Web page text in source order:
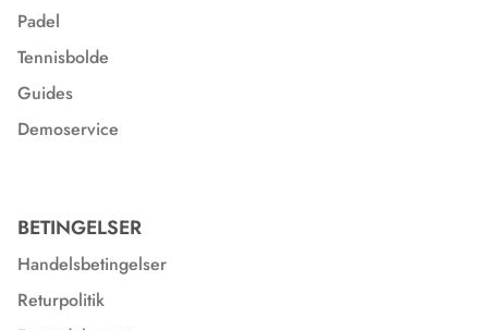
Padel
Tennisbolde
Guides
Demoservice
BETINGELSER
Handelsbetingelser
Returpolitik